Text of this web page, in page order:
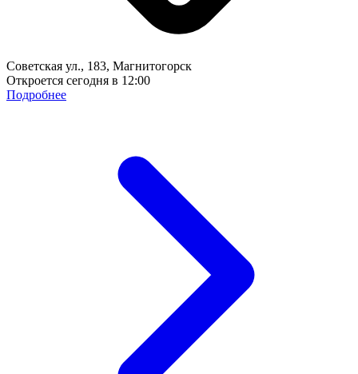
Советская ул., 183, Магнитогорск
Откроется сегодня в 12:00
Подробнее